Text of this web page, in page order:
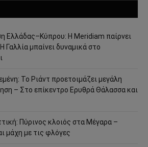
Ελλάδας–Κύπρου: Η Meridiam παίρνει
Γαλλία μπαίνει δυναμικά στο
Το Ριάντ προετοιμάζει μεγάλη
– Στο επίκεντρο Ερυθρά Θάλασσα και
Πύρινος κλοιός στα Μέγαρα –
μάχη με τις φλόγες